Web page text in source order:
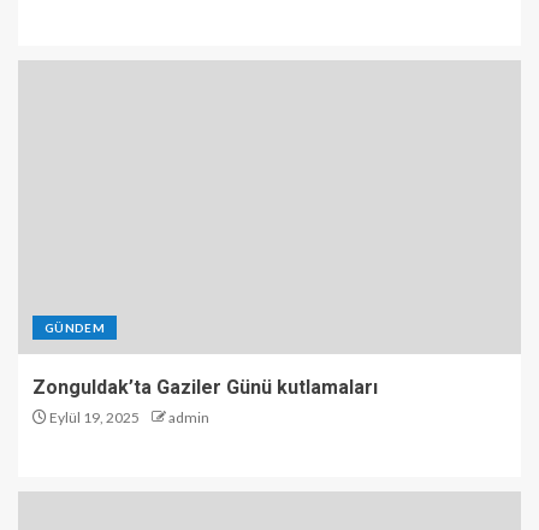
GÜNDEM
Zonguldak’ta Gaziler Günü kutlamaları
Eylül 19, 2025 admin